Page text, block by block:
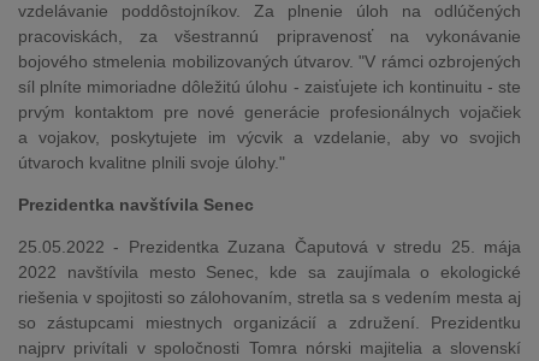
vzdelávanie poddôstojníkov. Za plnenie úloh na odlúčených
pracoviskách, za všestrannú pripravenosť na vykonávanie
bojového stmelenia mobilizovaných útvarov. "V rámci ozbrojených
síl plníte mimoriadne dôležitú úlohu - zaisťujete ich kontinuitu - ste
prvým kontaktom pre nové generácie profesionálnych vojačiek
a vojakov, poskytujete im výcvik a vzdelanie, aby vo svojich
útvaroch kvalitne plnili svoje úlohy."
Prezidentka navštívila Senec
25.05.2022 - Prezidentka Zuzana Čaputová v stredu 25. mája
2022 navštívila mesto Senec, kde sa zaujímala o ekologické
riešenia v spojitosti so zálohovaním, stretla sa s vedením mesta aj
so zástupcami miestnych organizácií a združení. Prezidentku
najprv privítali v spoločnosti Tomra nórski majitelia a slovenskí